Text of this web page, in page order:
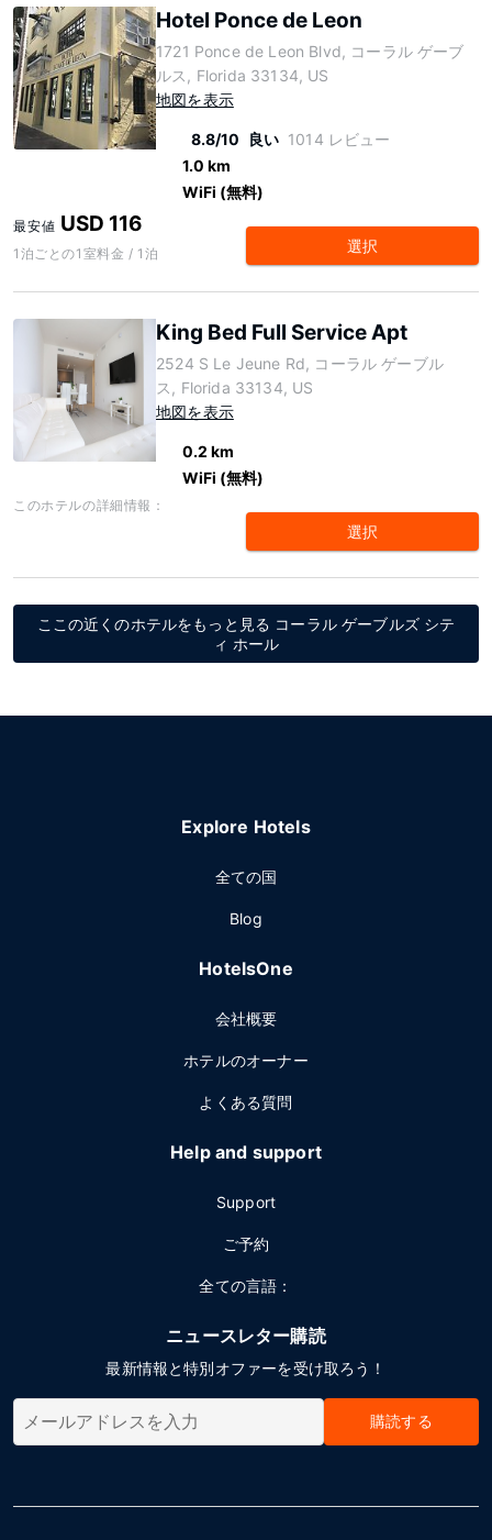
Hotel Ponce de Leon
1721 Ponce de Leon Blvd, コーラル ゲーブ
ルス, Florida 33134, US
地図を表示
8.8/10 良い 1014 レビュー
1.0 km
WiFi (無料)
最安値 USD 116
1泊ごとの1室料金 / 1泊 選択
King Bed Full Service Apt
2524 S Le Jeune Rd, コーラル ゲーブル
ス, Florida 33134, US
地図を表示
0.2 km
WiFi (無料)
このホテルの詳細情報：
選択
ここの近くのホテルをもっと見る コーラル ゲーブルズ シテ
ィ ホール
Explore Hotels
全ての国
Blog
HotelsOne
会社概要
ホテルのオーナー
よくある質問
Help and support
Support
ご予約
全ての言語：
ニュースレター購読
最新情報と特別オファーを受け取ろう！
購読する